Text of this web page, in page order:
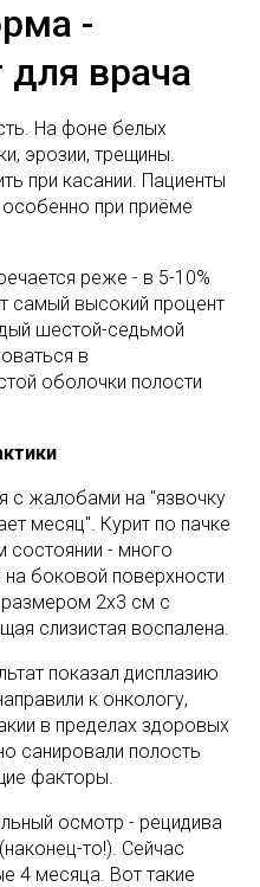
-
врача
На фоне белых
эрозии, трещины.
при касании. Пациенты
при приёме
реже - в 5-10%
самый высокий процент
шестой-седьмой
в
оболочки полости
с жалобами на "язвочку
месяц". Курит по пачке
состоянии - много
боковой поверхности
2х3 см с
слизистая воспалена.
показал дисплазию
к онкологу,
в пределах здоровых
санировали полость
факторы.
осмотр - рецидива
то!). Сейчас
4 месяца. Вот такие